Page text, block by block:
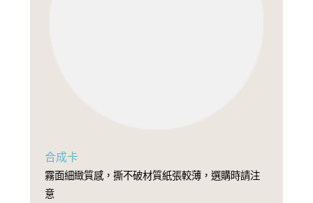
合成卡
霧面細緻質感，撕不破材質紙張較薄，選購時請注
意